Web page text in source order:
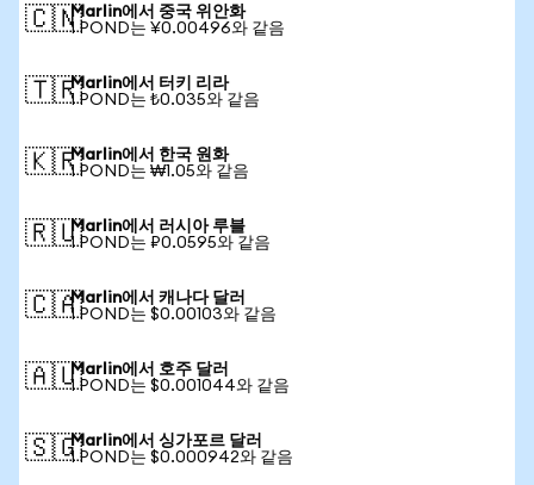
🇨🇳Marlin에서 중국 위안화
1 POND는 ¥0.00496와 같음
🇹🇷Marlin에서 터키 리라
1 POND는 ₺0.035와 같음
🇰🇷Marlin에서 한국 원화
1 POND는 ₩1.05와 같음
🇷🇺Marlin에서 러시아 루블
1 POND는 ₽0.0595와 같음
🇨🇦Marlin에서 캐나다 달러
1 POND는 $0.00103와 같음
🇦🇺Marlin에서 호주 달러
1 POND는 $0.001044와 같음
🇸🇬Marlin에서 싱가포르 달러
1 POND는 $0.000942와 같음